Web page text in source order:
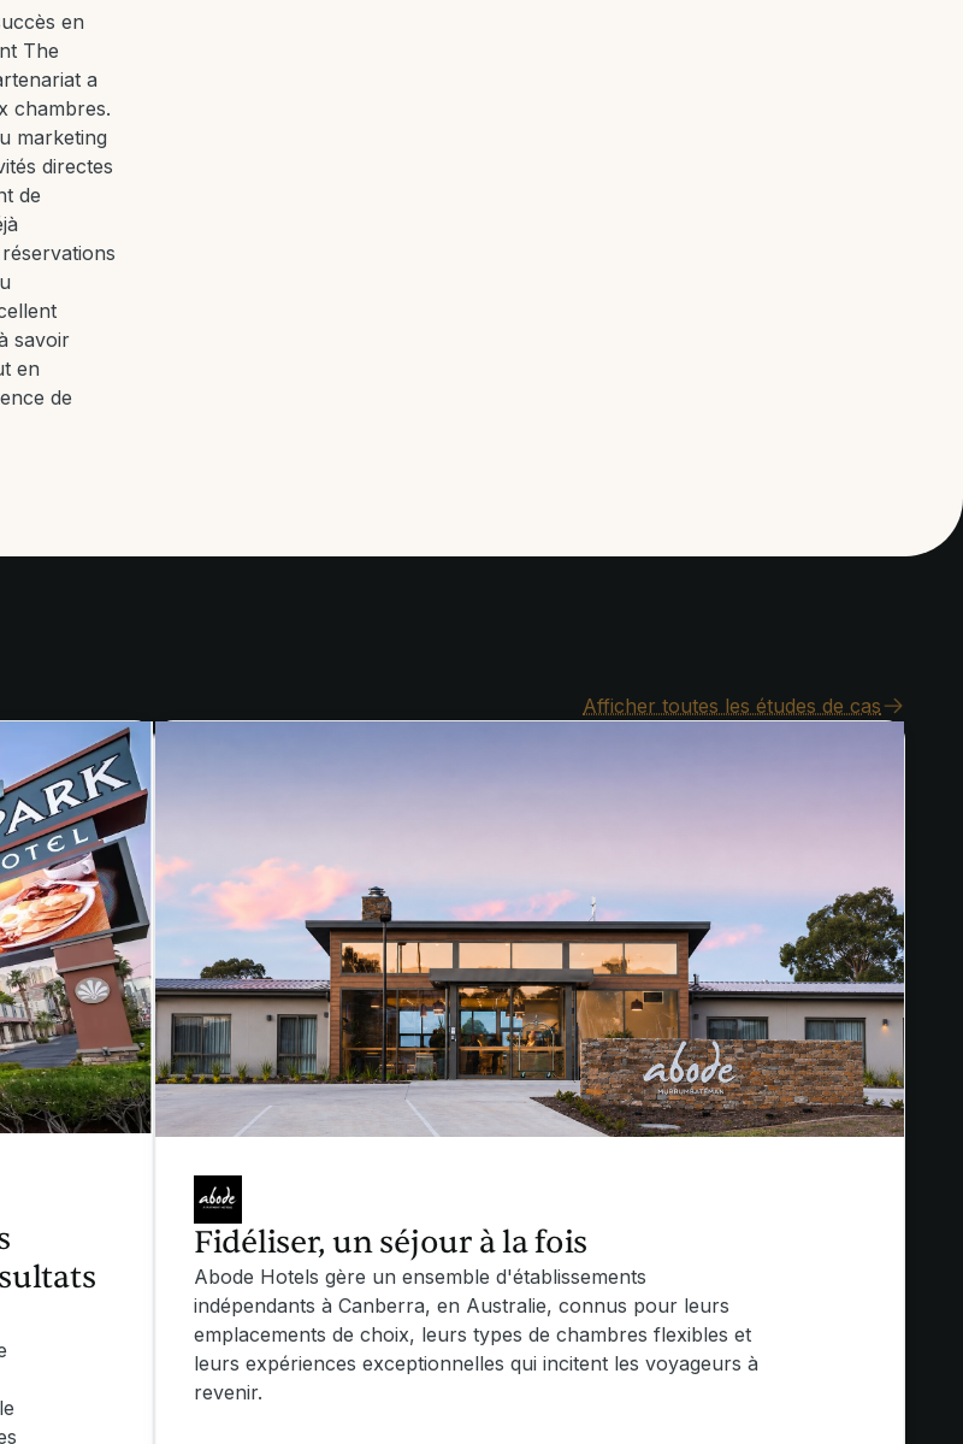
en
The
a
chambres.
marketing
directes
de
savoir
en
de
Afficher toutes les études de cas
Fidéliser, un séjour à la fois
Abode Hotels gère un ensemble d'établissements
indépendants à Canberra, en Australie, connus pour leurs
emplacements de choix, leurs types de chambres flexibles et
leurs expériences exceptionnelles qui incitent les voyageurs à
revenir.